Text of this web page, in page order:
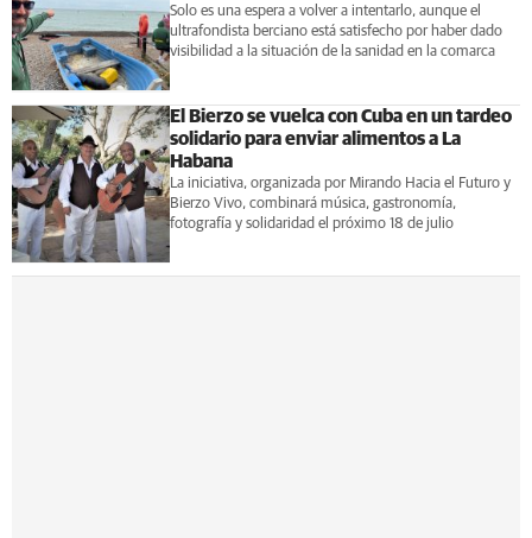
Solo es una espera a volver a intentarlo, aunque el
ultrafondista berciano está satisfecho por haber dado
visibilidad a la situación de la sanidad en la comarca
El Bierzo se vuelca con Cuba en un tardeo
solidario para enviar alimentos a La
Habana
La iniciativa, organizada por Mirando Hacia el Futuro y
Bierzo Vivo, combinará música, gastronomía,
fotografía y solidaridad el próximo 18 de julio